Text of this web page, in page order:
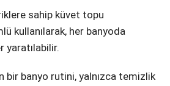
sahip küvet topu
kullanılarak, her banyoda
yaratılabilir.
bir banyo rutini, yalnızca temizlik